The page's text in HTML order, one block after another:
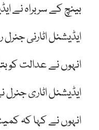
بینچ کے سربراہ نے
ایڈیشنل اٹارنی
انہوں نے عدالت
ایڈیشنل اٹاری
انہوں نے کہا کہ